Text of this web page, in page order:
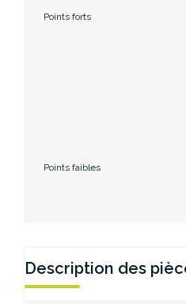
Points forts
Points faibles
Description des